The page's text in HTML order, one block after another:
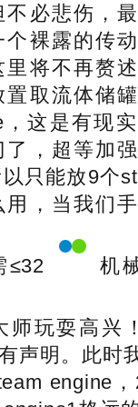
必悲伤，
个裸露的传
将不再赘
取流体储
这是有现
了，超等加
只能放9个
，当我们
≤32 机
师玩耍高兴
声明。此时
engine